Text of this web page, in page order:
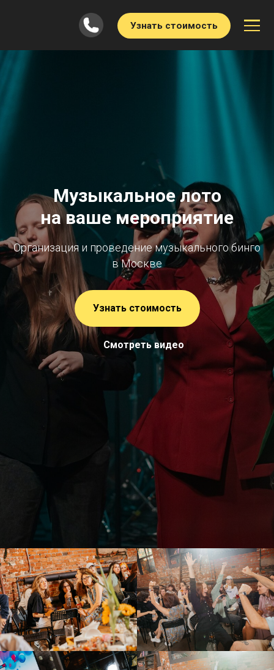
Узнать стоимость
Музыкальное лото
на ваше мероприятие
Организация и проведение музыкального бинго
в Москве
Узнать стоимость
Смотреть видео